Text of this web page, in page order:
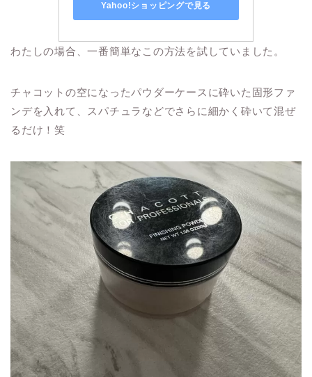
Yahoo!ショッピングで見る
わたしの場合、一番簡単なこの方法を試していました。
チャコットの空になったパウダーケースに砕いた固形ファ
ンデを入れて、スパチュラなどでさらに細かく砕いて混ぜ
るだけ！笑